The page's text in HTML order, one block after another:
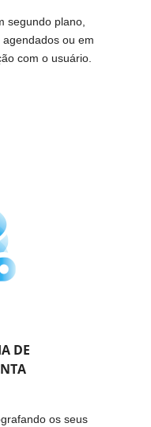
segundo plano,
ou em
com o usuário.
DE
os seus